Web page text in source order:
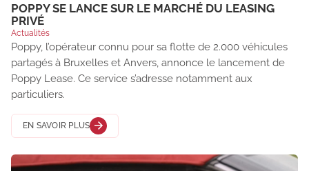
POPPY SE LANCE SUR LE MARCHÉ DU LEASING
PRIVÉ
Actualités
Poppy, l’opérateur connu pour sa flotte de 2.000 véhicules
partagés à Bruxelles et Anvers, annonce le lancement de
Poppy Lease. Ce service s’adresse notamment aux
particuliers.
EN SAVOIR PLUS